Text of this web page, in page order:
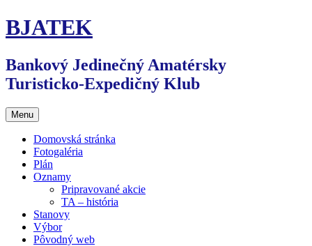
Preskočiť
na
BJATEK
Bankový Jedinečný Amatérsky
Turisticko-Expedičný Klub
Menu
Domovská stránka
Fotogaléria
Plán
Oznamy
Pripravované akcie
TA – história
Stanovy
Výbor
Pôvodný web